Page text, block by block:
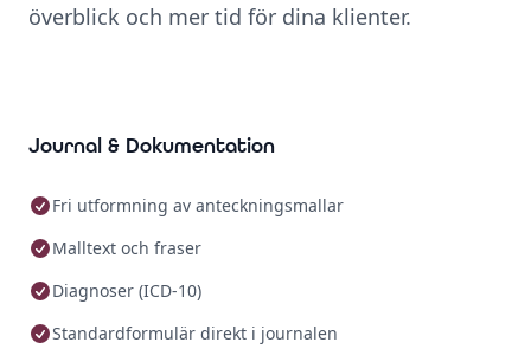
överblick och mer tid för dina klienter.
Journal & Dokumentation
Fri utformning av anteckningsmallar
Malltext och fraser
Diagnoser (ICD-10)
Standardformulär direkt i journalen